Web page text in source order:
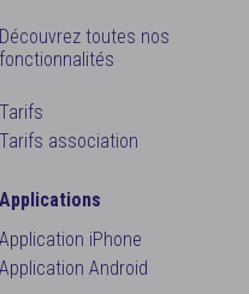
Découvrez toutes nos
fonctionnalités
Tarifs
Tarifs association
Applications
Application iPhone
Application Android